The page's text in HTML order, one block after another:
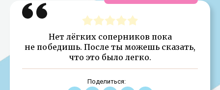
Нет лёгких соперников пока
не победишь. После ты можешь сказать,
что это было легко.
Поделиться: